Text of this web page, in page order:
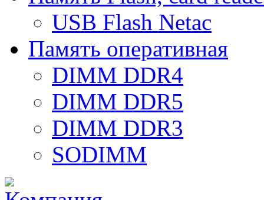
USB Flash Netac
Память оперативная
DIMM DDR4
DIMM DDR5
DIMM DDR3
SODIMM